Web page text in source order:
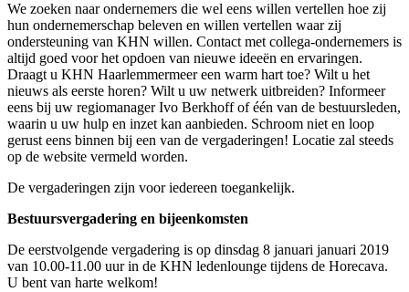
We zoeken naar ondernemers die wel eens willen vertellen hoe zij
hun ondernemerschap beleven en willen vertellen waar zij
ondersteuning van KHN willen. Contact met collega-ondernemers is
altijd goed voor het opdoen van nieuwe ideeën en ervaringen.
Draagt u KHN Haarlemmermeer een warm hart toe? Wilt u het
nieuws als eerste horen? Wilt u uw netwerk uitbreiden? Informeer
eens bij uw regiomanager Ivo Berkhoff of één van de bestuursleden,
waarin u uw hulp en inzet kan aanbieden. Schroom niet en loop
gerust eens binnen bij een van de vergaderingen! Locatie zal steeds
op de website vermeld worden.
De vergaderingen zijn voor iedereen toegankelijk.
Bestuursvergadering en bijeenkomsten
De eerstvolgende vergadering is op dinsdag 8 januari januari 2019
van 10.00-11.00 uur in de KHN ledenlounge tijdens de Horecava.
U bent van harte welkom!